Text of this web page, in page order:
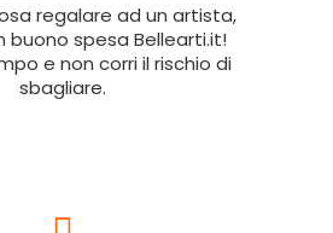
regalare ad un artista,
buono spesa Bellearti.it!
e non corri il rischio di
sbagliare.